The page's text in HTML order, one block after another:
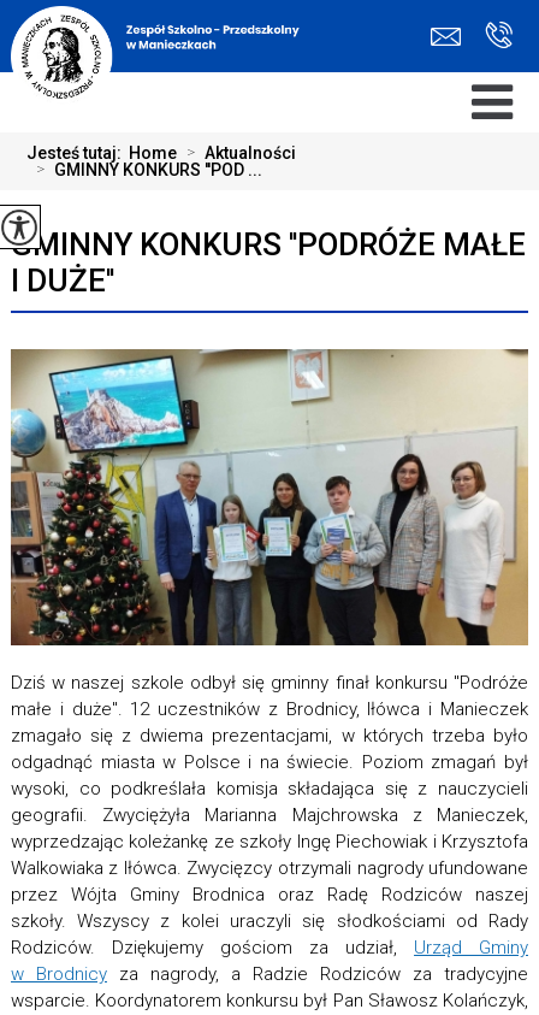
Jesteś tutaj: Home > Aktualności
> GMINNY KONKURS ''POD ...
GMINNY KONKURS ''PODRÓŻE MAŁE
I DUŻE''
Dziś w naszej szkole odbył się gminny finał konkursu "Podróże
małe i duże". 12 uczestników z Brodnicy, Iłówca i Manieczek
zmagało się z dwiema prezentacjami, w których trzeba było
odgadnąć miasta w Polsce i na świecie. Poziom zmagań był
wysoki, co podkreślała komisja składająca się z nauczycieli
geografii. Zwyciężyła Marianna Majchrowska z Manieczek,
wyprzedzając koleżankę ze szkoły Ingę Piechowiak i Krzysztofa
Walkowiaka z Iłówca. Zwycięzcy otrzymali nagrody ufundowane
przez Wójta Gminy Brodnica oraz Radę Rodziców naszej
szkoły. Wszyscy z kolei uraczyli się słodkościami od Rady
Rodziców. Dziękujemy gościom za udział, Urząd Gminy
w Brodnicyza nagrody, a Radzie Rodziców za tradycyjne
wsparcie. Koordynatorem konkursu był Pan Sławosz Kolańczyk,